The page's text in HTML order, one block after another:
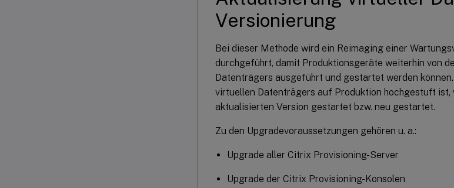
Versionierung
Bei dieser Methode wird ein Reimaging einer
durchgeführt, damit Produktionsgeräte weiterhin von
Datenträgers ausgeführt und gestartet werden
virtuellen Datenträgers auf Produktion hochgestuft ist,
aktualisierten Version gestartet bzw. neu gestartet.
Zu den Upgradevoraussetzungen gehören u. a.:
Upgrade aller Citrix Provisioning-Server
Upgrade der Citrix Provisioning-Konsolen